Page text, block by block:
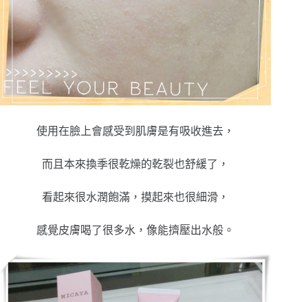
使用在臉上會感受到肌膚是有吸收進去，
而且本來換季很乾燥的乾裂也舒緩了，
看起來很水潤飽滿，摸起來也很細滑，
感覺皮膚喝了很多水，像能擠壓出水般。